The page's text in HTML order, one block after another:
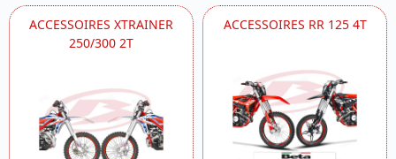
ACCESSOIRES XTRAINER
250/300 2T
ACCESSOIRES RR 125 4T